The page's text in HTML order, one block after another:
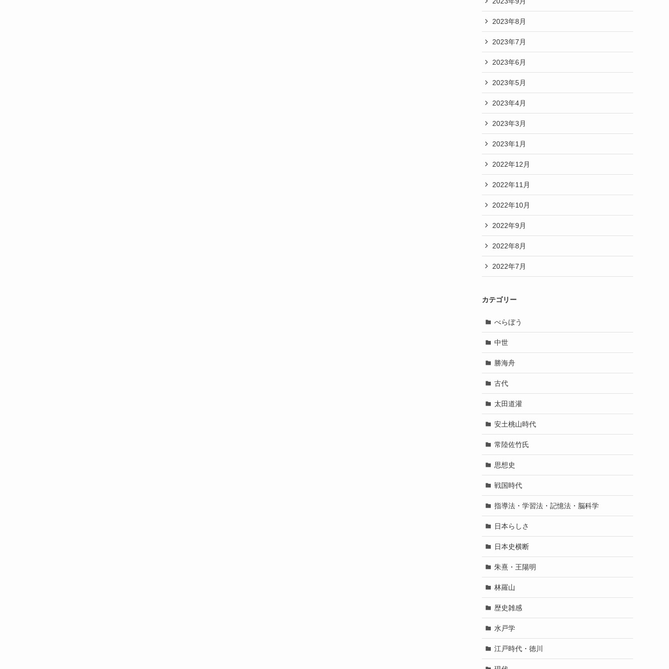
2023年8月
2023年7月
2023年6月
2023年5月
2023年4月
2023年3月
2023年1月
2022年12月
2022年11月
2022年10月
2022年9月
2022年8月
2022年7月
カテゴリー
べらぼう
中世
勝海舟
古代
太田道灌
安土桃山時代
常陸佐竹氏
思想史
戦国時代
指導法・学習法・記憶法・脳科学
日本らしさ
日本史横断
朱熹・王陽明
林羅山
歴史雑感
水戸学
江戸時代・徳川